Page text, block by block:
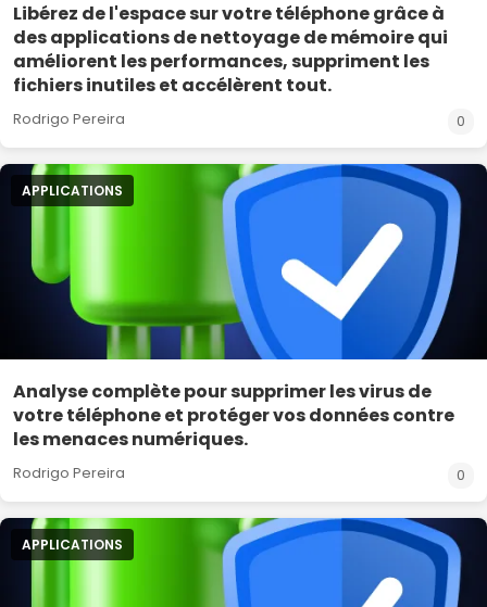
Libérez de l'espace sur votre téléphone grâce à
des applications de nettoyage de mémoire qui
améliorent les performances, suppriment les
fichiers inutiles et accélèrent tout.
Rodrigo Pereira 0
APPLICATIONS
Analyse complète pour supprimer les virus de
votre téléphone et protéger vos données contre
les menaces numériques.
Rodrigo Pereira 0
APPLICATIONS